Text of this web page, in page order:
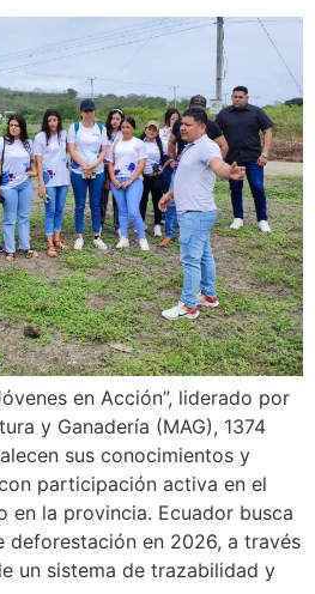
en Acción”, liderado por
y Ganadería (MAG), 1374
sus conocimientos y
participación activa en el
en la provincia. Ecuador busca
en 2026, a través
un sistema de trazabilidad y